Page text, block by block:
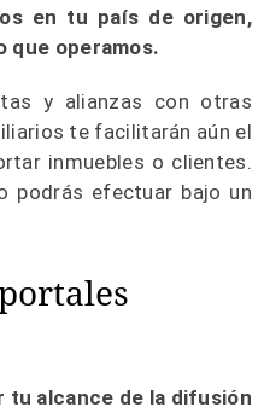
en tu país de origen,
que operamos.
y alianzas con otras
te facilitarán aún el
inmuebles o clientes.
podrás efectuar bajo un
tu alcance de la difusión